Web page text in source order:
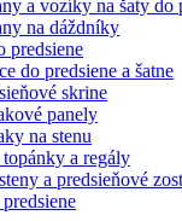
a vozíky na šaty do
na dáždníky
predsiene
do predsiene a šatne
skrine
panely
na stenu
a regály
a predsieňové